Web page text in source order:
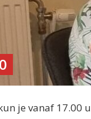
je vanaf 17.00